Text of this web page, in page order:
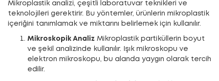
Mikroplastik analizi, çeşitli laboratuvar teknikleri ve
teknolojileri gerektirir. Bu yöntemler, ürünlerin mikroplastik
içeriğini tanımlamak ve miktarını belirlemek için kullanılır.
Mikroskopik Analiz Mikroplastik partiküllerin boyut
ve şekil analizinde kullanılır. Işık mikroskopu ve
elektron mikroskopu, bu alanda yaygın olarak tercih
edilir.